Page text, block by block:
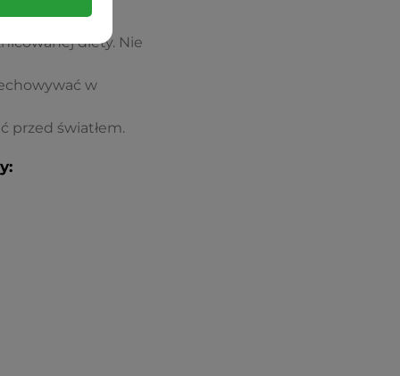
diety. Nie
w
przed światłem.